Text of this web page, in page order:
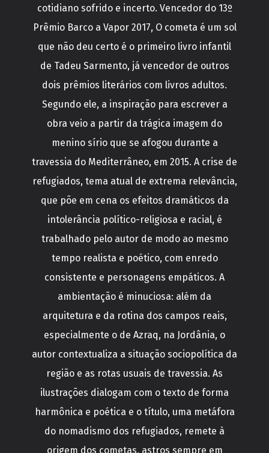
cotidiano sofrido e incerto. Vencedor do 13º
Prêmio Barco a Vapor 2017, O cometa é um sol
que não deu certo é o primeiro livro infantil
de Tadeu Sarmento, já vencedor de outros
dois prêmios literários com livros adultos.
Segundo ele, a inspiração para escrever a
obra veio a partir da trágica imagem do
menino sírio que se afogou durante a
travessia do Mediterrâneo, em 2015. A crise de
refugiados, tema atual de extrema relevância,
que põe em cena os efeitos dramáticos da
intolerância político-religiosa e racial, é
trabalhado pelo autor de modo ao mesmo
tempo realista e poético, com enredo
consistente e personagens empáticos. A
ambientação é minuciosa: além da
arquitetura e da rotina dos campos reais,
especialmente o de Azraq, na Jordânia, o
autor contextualiza a situação sociopolítica da
região e as rotas usuais de travessia. As
ilustrações dialogam com o texto de forma
harmônica e poética e o título, uma metáfora
do nomadismo dos refugiados, remete à
origem dos cometas, astros sempre em